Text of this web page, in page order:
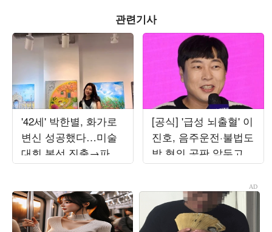
관련기사
'42세' 박한별, 화가로
변신 성공했다…미술
대회 본선 진출→파리
초대전까지 '못 하는
[공식] '급성 뇌출혈' 이
진호, 음주운전·불법도
박 혐의 공판 앞두고
퇴원했다…"안정 취하